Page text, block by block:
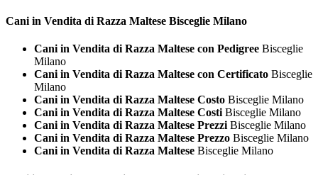
Cani in Vendita di Razza Maltese Bisceglie Milano
Cani in Vendita di Razza Maltese con Pedigree Bisceglie
Milano
Cani in Vendita di Razza Maltese con Certificato Bisceglie
Milano
Cani in Vendita di Razza Maltese Costo Bisceglie Milano
Cani in Vendita di Razza Maltese CostiBisceglie Milano
Cani in Vendita di Razza Maltese PrezziBisceglie Milano
Cani in Vendita di Razza Maltese Prezzo Bisceglie Milano
Cani in Vendita di Razza Maltese Bisceglie Milano